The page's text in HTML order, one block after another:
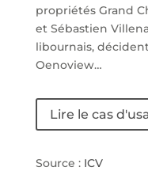
propriétés Grand
et Sébastien
libournais,
Oenoview…
Lire le cas
Source : ICV